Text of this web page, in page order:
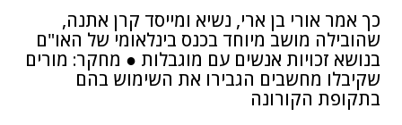
כך אמר אורי בן ארי, נשיא ומייסד קרן אתנה,
שהובילה מושב מיוחד בכנס בינלאומי של האו"ם
בנושא זכויות אנשים עם מוגבלות ● מחקר: מורים
שקיבלו מחשבים הגבירו את השימוש בהם
בתקופת הקורונה